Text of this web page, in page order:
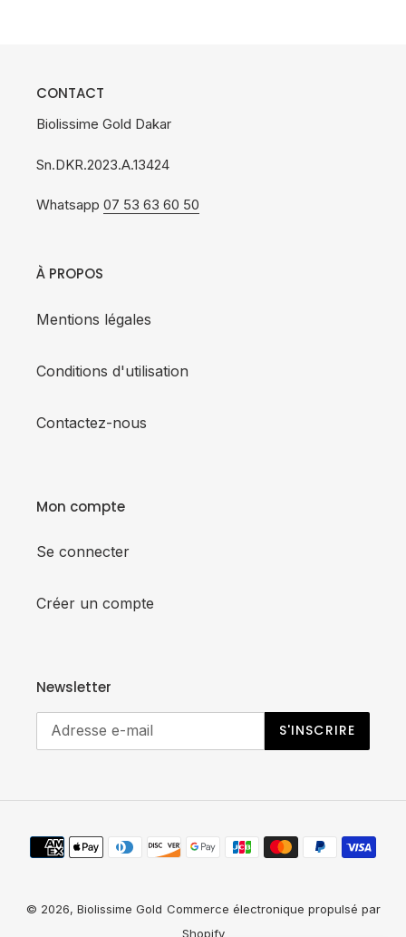
CONTACT
Biolissime Gold Dakar
Sn.DKR.2023.A.13424
Whatsapp 07 53 63 60 50
À PROPOS
Mentions légales
Conditions d'utilisation
Contactez-nous
Mon compte
Se connecter
Créer un compte
Newsletter
S'INSCRIRE
Moyens
de
© 2026, Biolissime Gold Commerce électronique propulsé par
Shopify